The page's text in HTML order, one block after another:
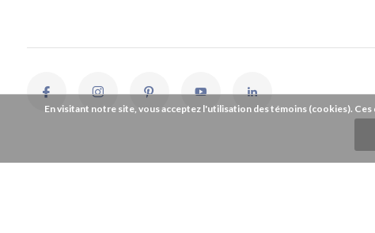
En visitant notre site, vous acceptez l'utilisation des témoins (cookies).